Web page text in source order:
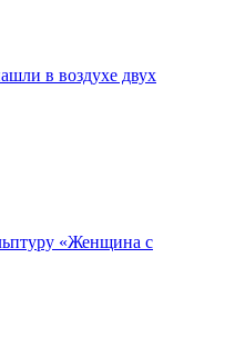
в воздухе двух
«Женщина с